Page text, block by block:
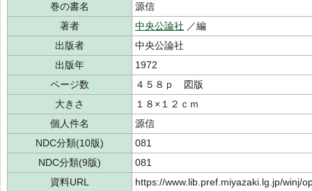
巻の書名
源信
著者
中央公論社 ／編
出版者
中央公論社
出版年
1972
ページ数
４５８ｐ 図版
大きさ
１８×１２ｃｍ
個人件名
源信
NDC分類(10版)
081
NDC分類(9版)
081
資料URL
https://www.lib.pref.miyazaki.lg.jp/winj/